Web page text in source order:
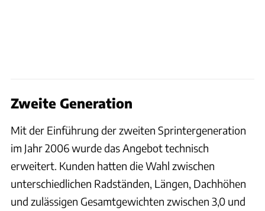
Zweite Generation
Mit der Einführung der zweiten Sprintergeneration
im Jahr 2006 wurde das Angebot technisch
erweitert. Kunden hatten die Wahl zwischen
unterschiedlichen Radständen, Längen, Dachhöhen
und zulässigen Gesamtgewichten zwischen 3,0 und